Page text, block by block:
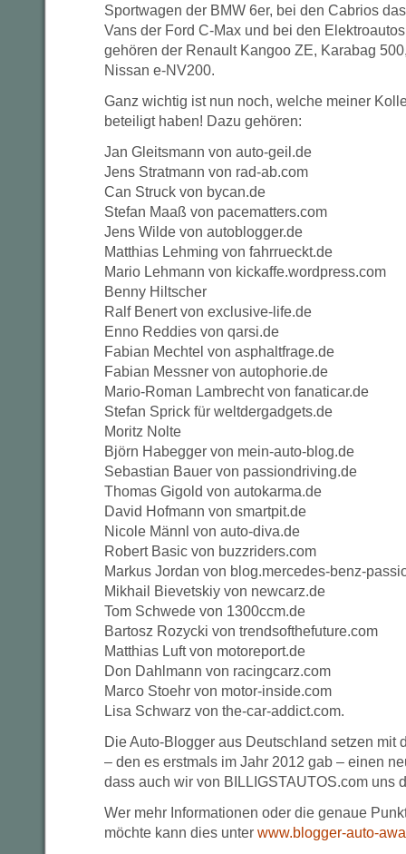
Sportwagen der BMW 6er, bei den Cabrios
Vans der Ford C-Max und bei den
gehören der Renault Kangoo ZE, Karabag
Nissan e-NV200.
Ganz wichtig ist nun noch, welche meiner
beteiligt haben! Dazu gehören:
Jan Gleitsmann von auto-geil.de
Jens Stratmann von rad-ab.com
Can Struck von bycan.de
Stefan Maaß von pacematters.com
Jens Wilde von autoblogger.de
Matthias Lehming von fahrrueckt.de
Mario Lehmann von kickaffe.wordpress.com
Benny Hiltscher
Ralf Benert von exclusive-life.de
Enno Reddies von qarsi.de
Fabian Mechtel von asphaltfrage.de
Fabian Messner von autophorie.de
Mario-Roman Lambrecht von fanaticar.de
Stefan Sprick für weltdergadgets.de
Moritz Nolte
Björn Habegger von mein-auto-blog.de
Sebastian Bauer von passiondriving.de
Thomas Gigold von autokarma.de
David Hofmann von smartpit.de
Nicole Männl von auto-diva.de
Robert Basic von buzzriders.com
Markus Jordan von blog.mercedes-benz-
Mikhail Bievetskiy von newcarz.de
Tom Schwede von 1300ccm.de
Bartosz Rozycki von trendsofthefuture.com
Matthias Luft von motoreport.de
Don Dahlmann von racingcarz.com
Marco Stoehr von motor-inside.com
Lisa Schwarz von the-car-addict.com.
Die Auto-Blogger aus Deutschland setzen mit
– den es erstmals im Jahr 2012 gab – einen
dass auch wir von BILLIGSTAUTOS.com uns
Wer mehr Informationen oder die genaue
möchte kann dies unter www.blogger-auto-